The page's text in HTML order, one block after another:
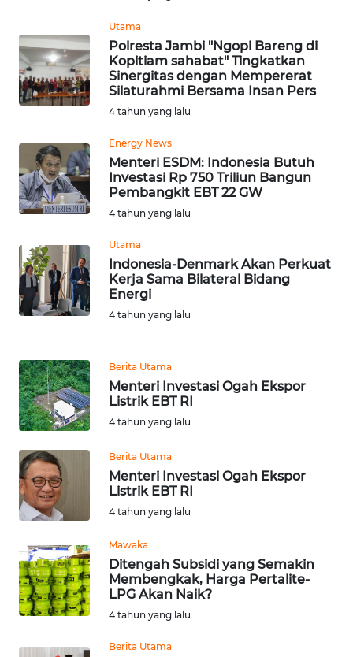
Utama
Polresta Jambi "Ngopi Bareng di
Kopitiam sahabat" Tingkatkan
Sinergitas dengan Mempererat
Silaturahmi Bersama Insan Pers
4 tahun yang lalu
Energy News
Menteri ESDM: Indonesia Butuh
Investasi Rp 750 Triliun Bangun
Pembangkit EBT 22 GW
4 tahun yang lalu
Utama
Indonesia-Denmark Akan Perkuat
Kerja Sama Bilateral Bidang
Energi
4 tahun yang lalu
Berita Utama
Menteri Investasi Ogah Ekspor
Listrik EBT RI
4 tahun yang lalu
Berita Utama
Menteri Investasi Ogah Ekspor
Listrik EBT RI
4 tahun yang lalu
Mawaka
Ditengah Subsidi yang Semakin
Membengkak, Harga Pertalite-
LPG Akan Naik?
4 tahun yang lalu
Berita Utama
WN
JATENG
WN
WN
JOGJA
WN
WN
BALI
WN
KALTENG
WN
KALTARA
WN
WN
KALTIM
SULSEL